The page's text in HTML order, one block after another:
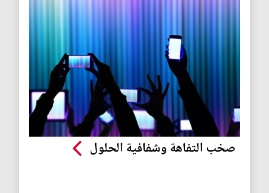
صخب التفاهة وشفافية الحلول